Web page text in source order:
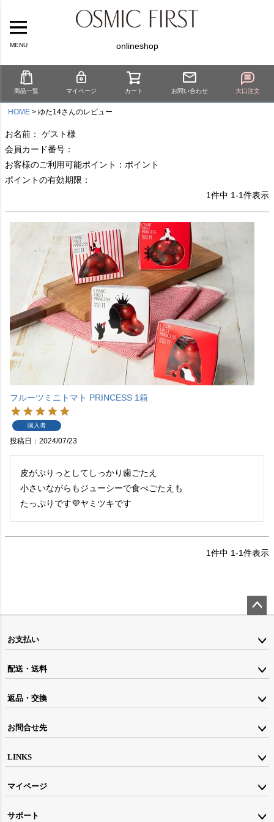
MENU onlineshop
商品一覧 マイページ カート お問い合わせ 大口注文
HOME ゆた14さんのレビュー
お名前： ゲスト様
会員カード番号：
お客様のご利用可能ポイント：ポイント
ポイントの有効期限：
1件中 1-1件表示
フルーツミニトマト PRINCESS 1箱
購入者
投稿日 2024/07/23
皮がぷりっとしてしっかり歯ごたえ
小さいながらもジューシーで食べごたえも
たっぷりです💜ヤミツキです
1件中 1-1件表示
ジト
お支払い
配送・送料
返品・交換
お問合せ先
LINKS
マイページ
サポート